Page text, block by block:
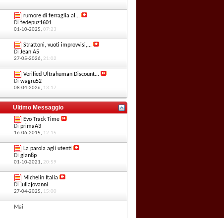
rumore di ferraglia al...
Di fedepuz1601
01-10-2025, 07:23
Strattoni, vuoti improvvisi,...
Di Jean A5
27-05-2026, 21:02
Verified Ultrahuman Discount...
Di wagru52
08-04-2026, 13:17
Ultimo Messaggio
Evo Track Time
Di primaA3
16-06-2015, 12:15
La parola agli utenti
Di gian8p
01-10-2021, 20:59
Michelin Italia
Di juliajovanni
27-04-2025, 15:00
Mai